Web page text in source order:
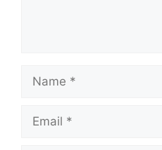
Name
Email